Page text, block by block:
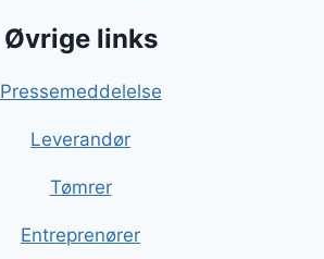
Øvrige links
Pressemeddelelse
Leverandør
Tømrer
Entreprenører